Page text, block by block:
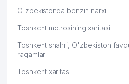
O'zbekistonda benzin narxi
Toshkent metrosining xaritasi
Toshkent shahri, O'zbekiston
raqamlari
Toshkent xaritasi